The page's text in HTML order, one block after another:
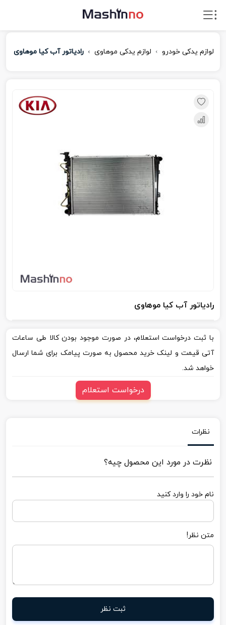
لوازم یدکی خودرو لوازم یدکی موهاوی رادیاتور آب کیا موهاوی
رادیاتور آب کیا موهاوی
با ثبت درخواست استعلام، در صورت موجود بودن کالا طی ساعات
آتی قیمت و لینک خرید محصول به صورت پیامک برای شما ارسال
خواهد شد.
درخواست استعلام
نظرات
نظرت در مورد این محصول چیه؟
نام خود را وارد کنید
متن نظر!
ثبت نظر